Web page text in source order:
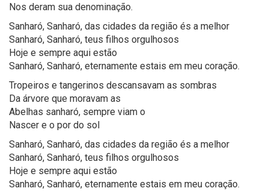
Nos deram sua denominação.
Sanharó, Sanharó, das cidades da região és a melhor
Sanharó, Sanharó, teus filhos orgulhosos
Hoje e sempre aqui estão
Sanharó, Sanharó, eternamente estais em meu coração.
Tropeiros e tangerinos descansavam as sombras
Da árvore que moravam as
Abelhas sanharó, sempre viam o
Nascer e o por do sol
Sanharó, Sanharó, das cidades da região és a melhor
Sanharó, Sanharó, teus filhos orgulhosos
Hoje e sempre aqui estão
Sanharó, Sanharó, eternamente estais em meu coração.